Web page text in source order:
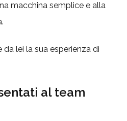
macchina semplice e alla
lei la sua esperienza di
al team